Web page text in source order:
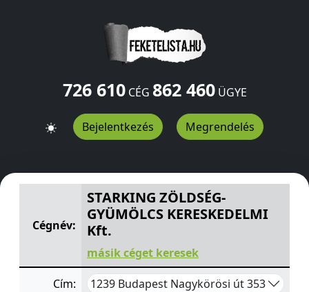
726 610CÉG 862 460ÜGYE
Bejelentkezés Megrendelés
STARKING ZÖLDSÉG-GYÜMÖLCS KERESKEDELMI Kft.
Cégnév:
STARKING ZÖLDSÉG-
GYÜMÖLCS KERESKEDELMI
Kft.
másik céget keresek
Cím: 1239 Budapest Nagykörösi út 353